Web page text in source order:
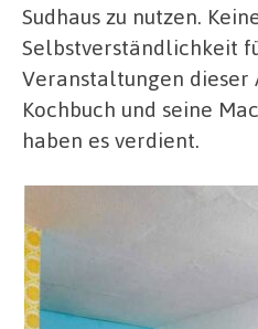
Sudhaus zu nutzen.
Selbstverständlichkeit
Veranstaltungen dieser
Kochbuch und seine
haben es verdient.